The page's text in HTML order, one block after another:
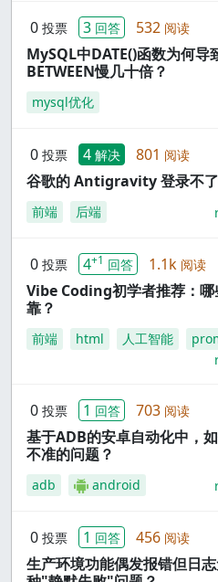
0 投票 3 回答 532 阅读
MySQL中DATE()函数为何导
BETWEEN慢几十倍？
mysql优化
0 投票 4 解决 801 阅读
谷歌的 Antigravity 登录不了
前端 后端
0 投票 4+1 回答 1.1k 阅读
Vibe Coding初学者推荐：
靠？
前端 html 人工智能
0 投票 1 回答 703 阅读
基于ADB的安卓自动化中，
不准的问题？
adb android
0 投票 1 回答 456 阅读
生产环境功能偶发报错但日